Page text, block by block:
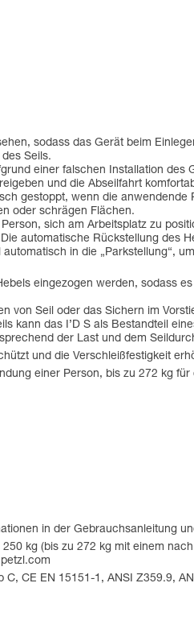
sodass das Gerät beim
Seils.
einer falschen Installation des
und die Abseilfahrt
gestoppt, wenn die anwendende
oder schrägen Flächen.
sich am Arbeitsplatz zu
automatische Rückstellung des
in die „Parkstellung“,
eingezogen werden, sodass
von Seil oder das Sichern im
kann das I’D S als Bestandteil
der Last und dem
und die Verschleißfestigkeit
einer Person, bis zu 272 kg
in der Gebrauchsanleitung
kg (bis zu 272 kg mit einem
C, CE EN 15151-1, ANSI Z359.9,